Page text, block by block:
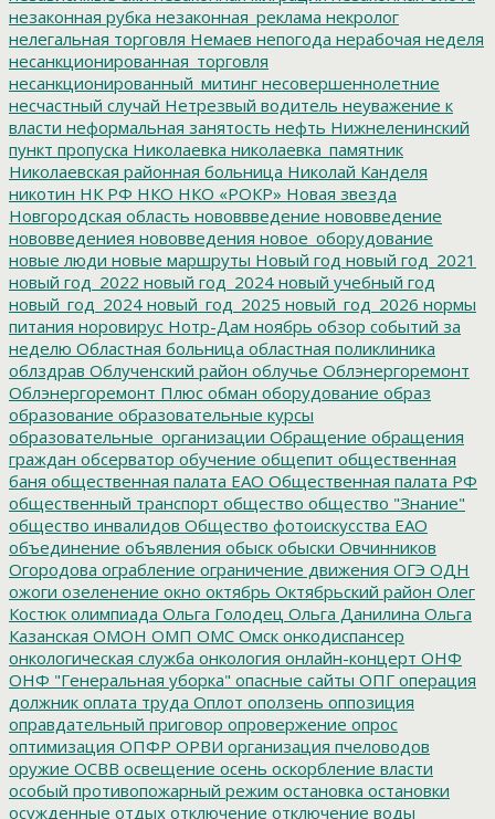
незаконная рубка незаконная_реклама некролог
нелегальная торговля Немаев непогода нерабочая неделя
несанкционированная_торговля
несанкционированный_митинг несовершеннолетние
несчастный случай Нетрезвый водитель неуважение к
власти неформальная занятость нефть Нижнеленинский
пункт пропуска Николаевка николаевка_памятник
Николаевская районная больница Николай Канделя
никотин НК РФ НКО НКО «РОКР» Новая звезда
Новгородская область нововвведение нововведение
нововведениея нововведения новое_оборудование
новые люди новые маршруты Новый год новый год_2021
новый год_2022 новый год_2024 новый учебный год
новый_год_2024 новый_год_2025 новый_год_2026 нормы
питания норовирус Нотр-Дам ноябрь обзор событий за
неделю Областная больница областная поликлиника
облздрав Облученский район облучье Облэнергоремонт
Облэнергоремонт Плюс обман оборудование образ
образование образовательные курсы
образовательные_организации Обращение обращения
граждан обсерватор обучение общепит общественная
баня общественная палата ЕАО Общественная палата РФ
общественный транспорт общество общество "Знание"
общество инвалидов Общество фотоискусства ЕАО
объединение объявления обыск обыски Овчинников
Огородова ограбление ограничение движения ОГЭ ОДН
ожоги озеленение окно октябрь Октябрьский район Олег
Костюк олимпиада Ольга Голодец Ольга Данилина Ольга
Казанская ОМОН ОМП ОМС Омск онкодиспансер
онкологическая служба онкология онлайн-концерт ОНФ
ОНФ "Генеральная уборка" опасные сайты ОПГ операция
должник оплата труда Оплот оползень оппозиция
оправдательный приговор опровержение опрос
оптимизация ОПФР ОРВИ организация пчеловодов
оружие ОСВВ освещение осень оскорбление власти
особый противопожарный режим остановка остановки
осужденные отдых отключение отключение воды